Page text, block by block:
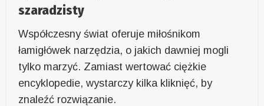
szaradzisty
Współczesny świat oferuje miłośnikom
łamigłówek narzędzia, o jakich dawniej mogli
tylko marzyć. Zamiast wertować ciężkie
encyklopedie, wystarczy kilka kliknięć, by
znaleźć rozwiązanie.